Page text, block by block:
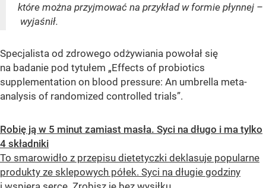
które można przyjmować na przykład w formie płynnej –
wyjaśnił.
Specjalista od zdrowego odżywiania powołał się
na badanie pod tytułem „Effects of probiotics
supplementation on blood pressure: An umbrella meta-
analysis of randomized controlled trials”.
Robię ją w 5 minut zamiast masła. Syci na długo i ma tylko
4 składniki
To smarowidło z przepisu dietetyczki deklasuje popularne
produkty ze sklepowych półek. Syci na długie godziny